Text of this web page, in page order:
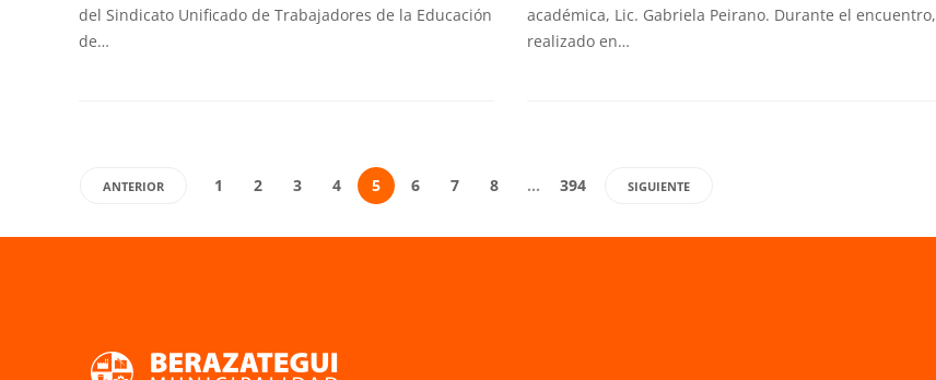
del Sindicato Unificado de Trabajadores de la Educación
de…
académica, Lic. Gabriela Peirano. Durante el encuentro,
realizado en…
ANTERIOR 1 2 3 4 5 6 7 8 … 394 SIGUIENTE